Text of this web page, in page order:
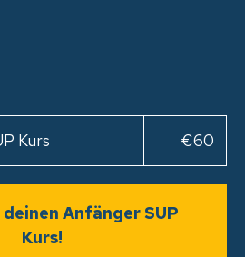
Kurs €60
Anfänger SUP
Kurs!